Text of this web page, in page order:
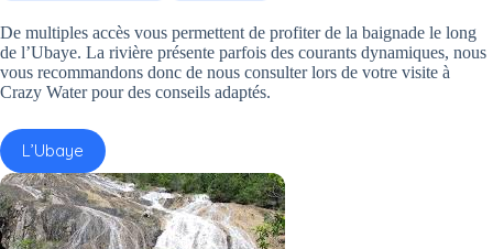
De multiples accès vous permettent de profiter de la baignade le long
de l’Ubaye. La rivière présente parfois des courants dynamiques, nous
vous recommandons donc de nous consulter lors de votre visite à
Crazy Water pour des conseils adaptés.
L’Ubaye